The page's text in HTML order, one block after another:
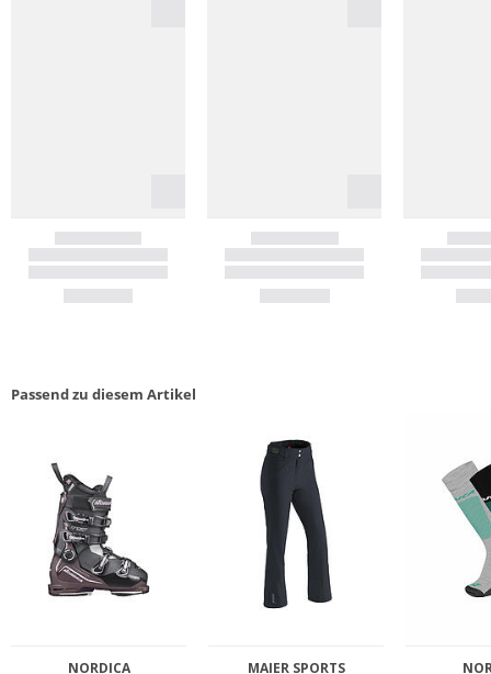
Passend zu diesem Artikel